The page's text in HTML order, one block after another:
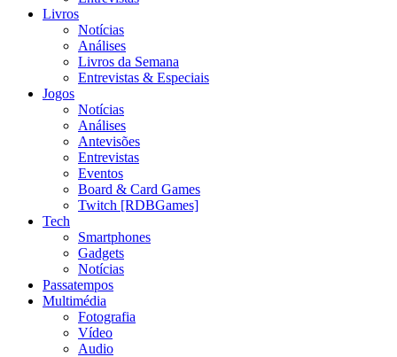
Livros
Notícias
Análises
Livros da Semana
Entrevistas & Especiais
Jogos
Notícias
Análises
Antevisões
Entrevistas
Eventos
Board & Card Games
Twitch [RDBGames]
Tech
Smartphones
Gadgets
Notícias
Passatempos
Multimédia
Fotografia
Vídeo
Audio